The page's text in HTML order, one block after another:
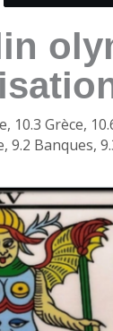
, 10.3 Grèce,
, 9.2 Banques,